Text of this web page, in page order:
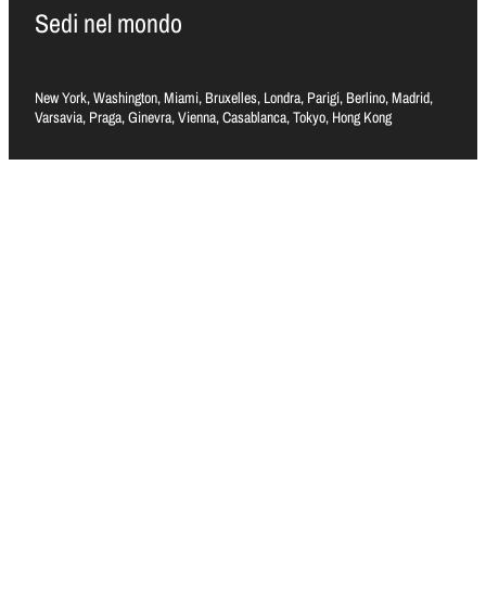
Sedi nel mondo
New York, Washington, Miami, Bruxelles, Londra, Parigi, Berlino, Madrid,
Varsavia, Praga, Ginevra, Vienna, Casablanca, Tokyo, Hong Kong